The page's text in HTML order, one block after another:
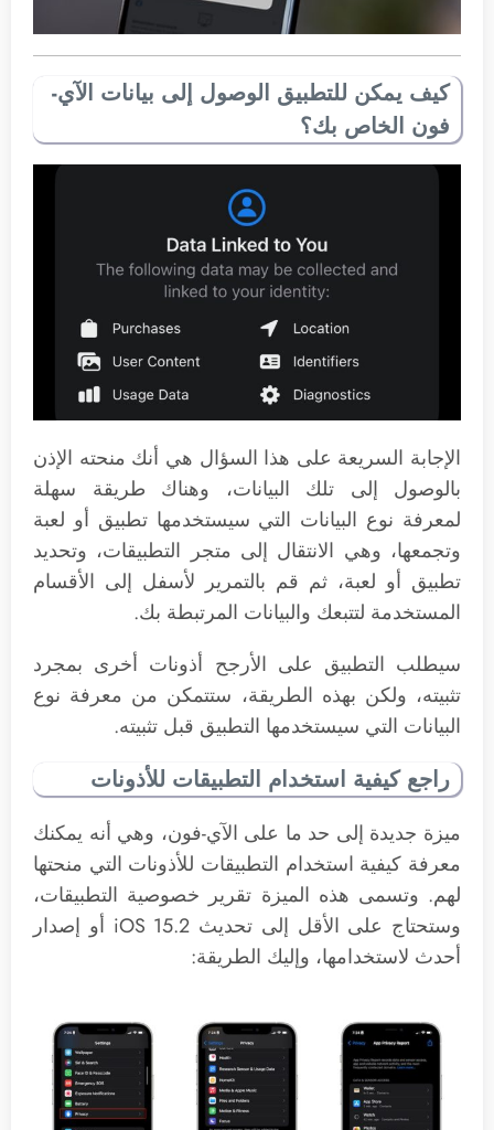
كيف يمكن للتطبيق الوصول إلى بيانات الآي-
فون الخاص بك؟
الإجابة السريعة على هذا السؤال هي أنك منحته الإذن
بالوصول إلى تلك البيانات، وهناك طريقة سهلة
لمعرفة نوع البيانات التي سيستخدمها تطبيق أو لعبة
وتجمعها، وهي الانتقال إلى متجر التطبيقات، وتحديد
تطبيق أو لعبة، ثم قم بالتمرير لأسفل إلى الأقسام
المستخدمة لتتبعك والبيانات المرتبطة بك.
سيطلب التطبيق على الأرجح أذونات أخرى بمجرد
تثبيته، ولكن بهذه الطريقة، ستتمكن من معرفة نوع
البيانات التي سيستخدمها التطبيق قبل تثبيته.
راجع كيفية استخدام التطبيقات للأذونات
ميزة جديدة إلى حد ما على الآي-فون، وهي أنه يمكنك
معرفة كيفية استخدام التطبيقات للأذونات التي منحتها
لهم. وتسمى هذه الميزة تقرير خصوصية التطبيقات،
وستحتاج على الأقل إلى تحديث iOS 15.2 أو إصدار
أحدث لاستخدامها، وإليك الطريقة: